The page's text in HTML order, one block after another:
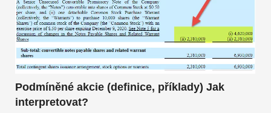
Podmíněné akcie (definice, příklady) Jak
interpretovat?